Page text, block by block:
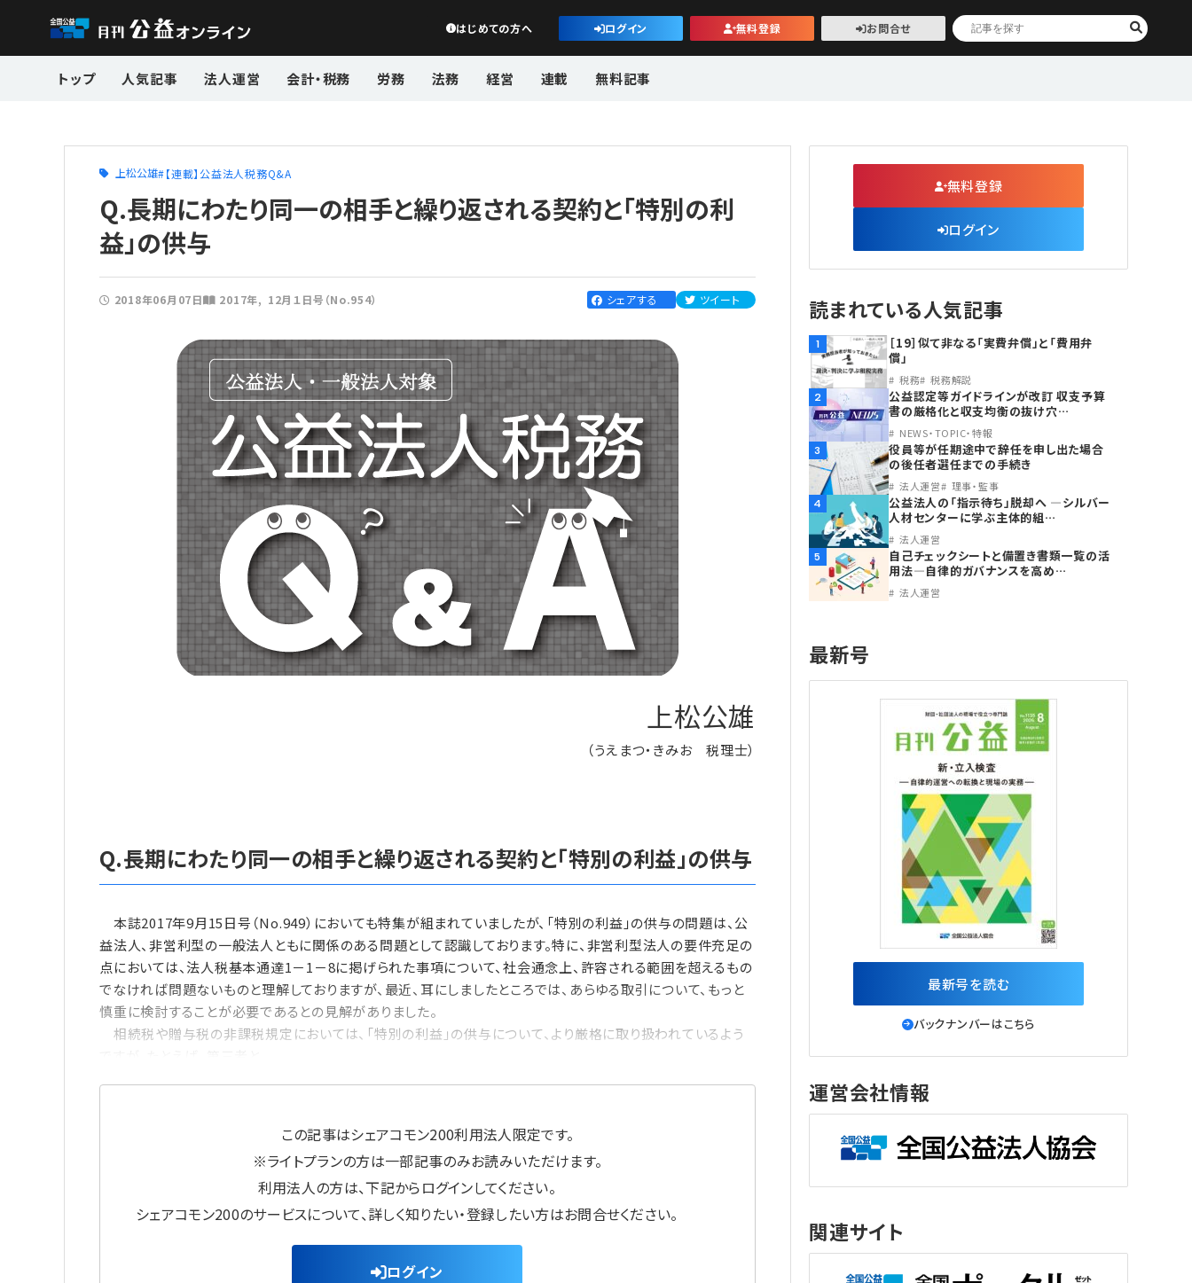
公益・一般法人オンライン
はじめての方へ ログイン 無料登録 お問合せ
トップ 人気記事 法人運営 会計・税務 労務 法務 経営 連載 無料記事
上松公雄 【連載】公益法人税務Q&A
Q.長期にわたり同一の相手と繰り返される契約と「特別の利
益」の供与
2018年06月07日 2017年 12月１日号（No.954） シェアする ツイート
上松公雄
（うえまつ・きみお 税理士）
Q.長期にわたり同一の相手と繰り返される契約と「特別の利益」の供与
本誌2017年9月15日号（No.949）においても特集が組まれていましたが、「特別の利益」の供与の問題は、公
益法人、非営利型の一般法人ともに関係のある問題として認識しております。特に、非営利型法人の要件充足の
点においては、法人税基本通達1－1－8に掲げられた事項について、社会通念上、許容される範囲を超えるもの
でなければ問題ないものと理解しておりますが、最近、耳にしましたところでは、あらゆる取引について、もっと
慎重に検討することが必要であるとの見解がありました。
相続税や贈与税の非課税規定においては、「特別の利益」の供与について、より厳格に取り扱われているよう
この記事はシェアコモン200利用法人限定です。
※ライトプランの方は一部記事のみお読みいただけます。
利用法人の方は、下記からログインしてください。
シェアコモン200のサービスについて、詳しく知りたい・登録したい方はお問合せください。
ログイン
無料登録
ログイン
読まれている人気記事
1
［19］似て非なる「実費弁償」と「費用弁
償」
税務 税務解説
2
公益認定等ガイドラインが改訂 収支予算
書の厳格化と収支均衡の抜け穴…
NEWS・TOPIC・特報
3
役員等が任期途中で辞任を申し出た場合
の後任者選任までの手続き
法人運営 理事・監事
4
公益法人の「指示待ち」脱却へ ―シルバー
人材センターに学ぶ主体的組…
法人運営
5
自己チェックシートと備置き書類一覧の活
用法―自律的ガバナンスを高め…
法人運営
最新号
最新号を読む
バックナンバーはこちら
運営会社情報
関連サイト